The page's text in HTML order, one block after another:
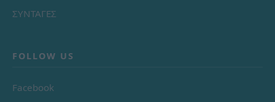
ΣΥΝΤΑΓΕΣ
FOLLOW US
Facebook